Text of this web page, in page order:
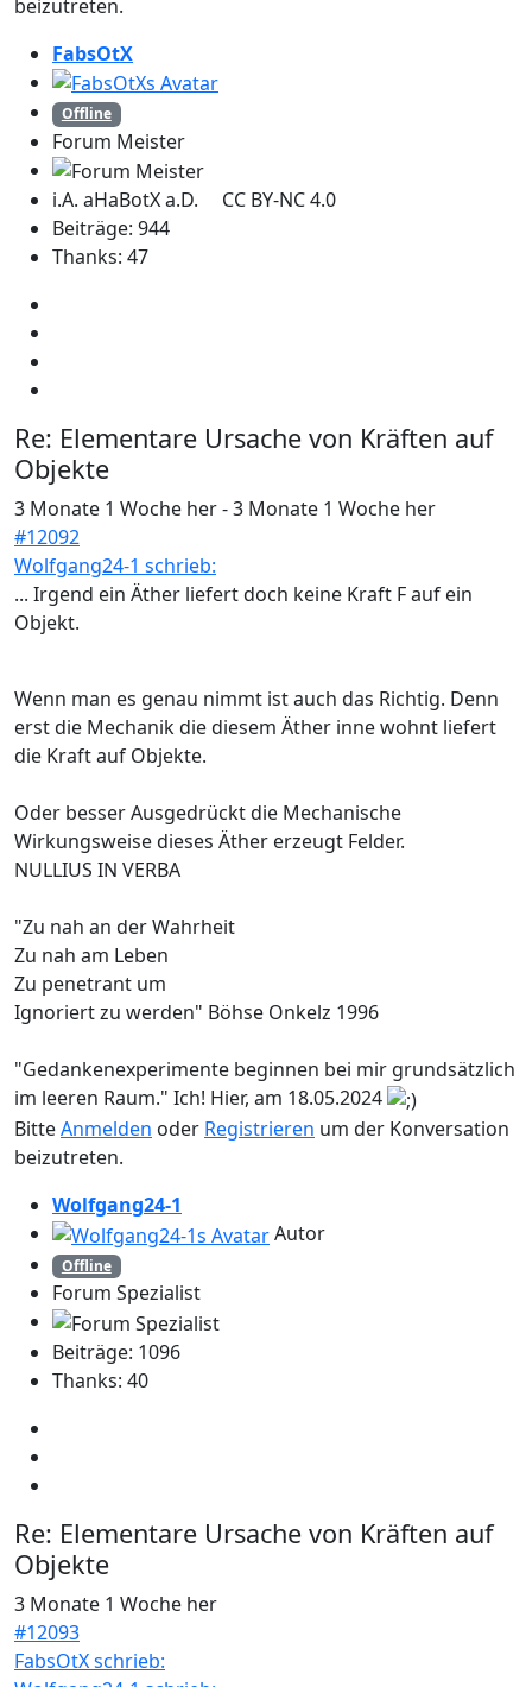
beizutreten.
FabsOtX
Offline
Forum Meister
i.A. aHaBotX a.D. CC BY-NC 4.0
Beiträge: 944
Thanks: 47
Re: Elementare Ursache von Kräften auf
Objekte
3 Monate 1 Woche her-3 Monate 1 Woche her
#12092
Wolfgang24-1 schrieb:
... Irgend ein Äther liefert doch keine Kraft F auf ein
Objekt.
Wenn man es genau nimmt ist auch das Richtig. Denn
erst die Mechanik die diesem Äther inne wohnt liefert
die Kraft auf Objekte.
Oder besser Ausgedrückt die Mechanische
Wirkungsweise dieses Äther erzeugt Felder.
NULLIUS IN VERBA
"Zu nah an der Wahrheit
Zu nah am Leben
Zu penetrant um
Ignoriert zu werden" Böhse Onkelz 1996
"Gedankenexperimente beginnen bei mir grundsätzlich
im leeren Raum." Ich! Hier, am 18.05.2024
BitteAnmelden oder Registrieren um der Konversation
beizutreten.
Wolfgang24-1
Autor
Offline
Forum Spezialist
Beiträge: 1096
Thanks: 40
Re: Elementare Ursache von Kräften auf
Objekte
3 Monate 1 Woche her
#12093
FabsOtX schrieb: